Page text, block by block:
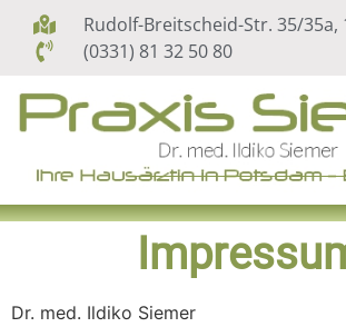
Rudolf-Breitscheid-Str. 35/35a,
(0331) 81 32 50 80
Dr. med. Ildiko Siemer